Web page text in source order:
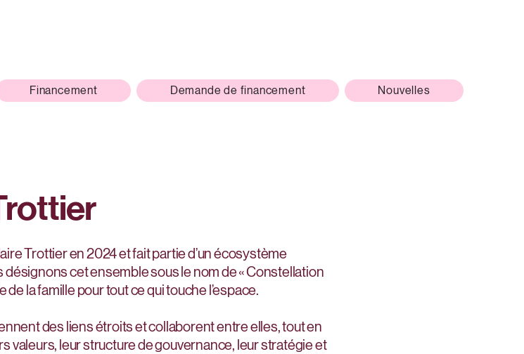
Financement Demande de financement Nouvelles
Trottier en 2024 et fait partie d’un écosystème
désignons cet ensemble sous le nom de « Constellation
de la famille pour tout ce qui touche l’espace.
des liens étroits et collaborent entre elles, tout en
valeurs, leur structure de gouvernance, leur stratégie et